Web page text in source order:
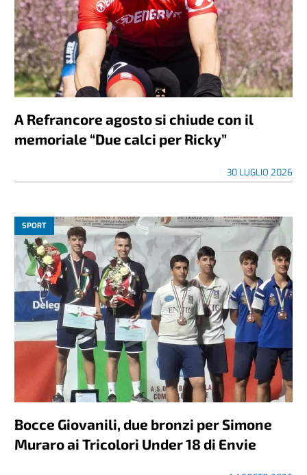
A Refrancore agosto si chiude con il
memoriale “Due calci per Ricky”
30 LUGLIO 2026
SPORT
Bocce Giovanili, due bronzi per Simone
Muraro ai Tricolori Under 18 di Envie